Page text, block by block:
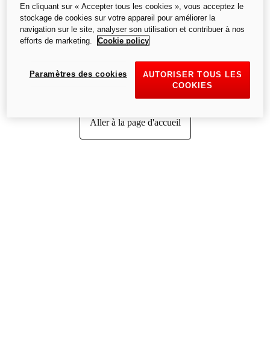
Page non trouvée
Nous ne trouvons pas la page que vous recherchez.
Aller à la page d'accueil
En cliquant sur « Accepter tous les cookies », vous acceptez le
stockage de cookies sur votre appareil pour améliorer la
navigation sur le site, analyser son utilisation et contribuer à nos
efforts de marketing.
Cookie policy
AUTORISER TOUS LES
COOKIES
Paramètres des cookies